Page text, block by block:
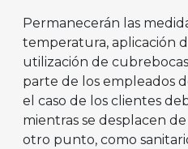
Permanecerán las
temperatura, aplicación
utilización de
parte de los empleados
el caso de los clientes
mientras se desplacen
otro punto, como